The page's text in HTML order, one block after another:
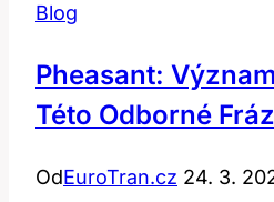
Blog
Pheasant:
Této Odborné
OdEuroTran.cz 24. 3.